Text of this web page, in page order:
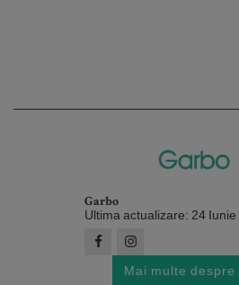
Garbo
Ultima actualizare: 24
Mai multe despre